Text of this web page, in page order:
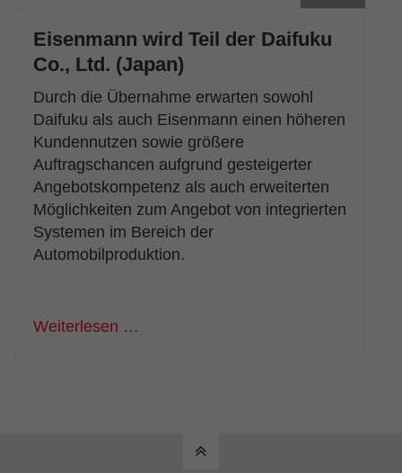
Eisenmann wird Teil der Daifuku
Co., Ltd. (Japan)
Durch die Übernahme erwarten sowohl
Daifuku als auch Eisenmann einen höheren
Kundennutzen sowie größere
Auftragschancen aufgrund gesteigerter
Angebotskompetenz als auch erweiterten
Möglichkeiten zum Angebot von integrierten
Systemen im Bereich der
Automobilproduktion.
Weiterlesen …